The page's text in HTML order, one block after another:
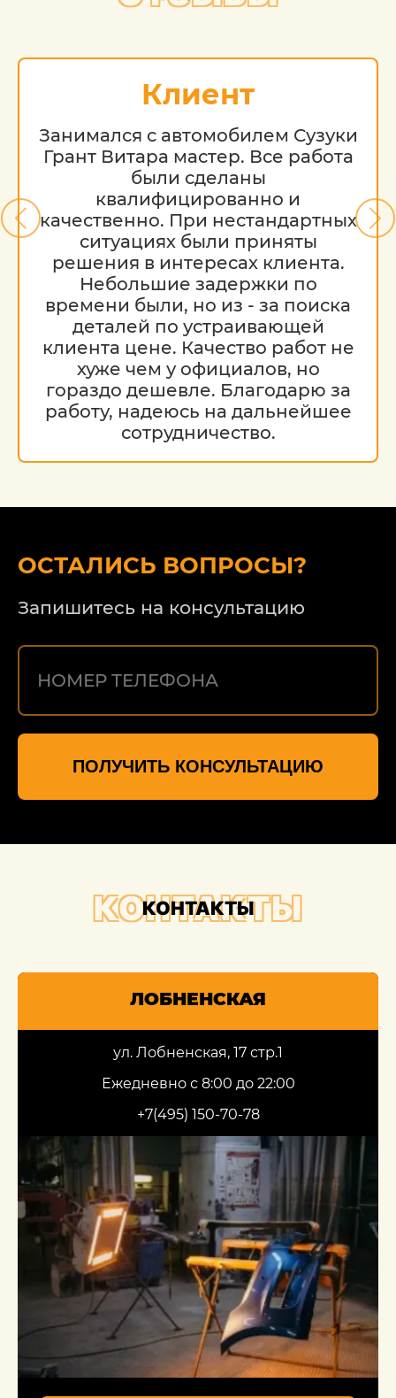
Клиент
Занимался с автомобилем Сузуки
Грант Витара мастер. Все работа
были сделаны
квалифицированно и
качественно. При нестандартных
ситуациях были приняты
решения в интересах клиента.
Небольшие задержки по
времени были, но из - за поиска
деталей по устраивающей
клиента цене. Качество работ не
хуже чем у официалов, но
гораздо дешевле. Благодарю за
работу, надеюсь на дальнейшее
сотрудничество.
ОСТАЛИСЬ ВОПРОСЫ?
Запишитесь на консультацию
ПОЛУЧИТЬ КОНСУЛЬТАЦИЮ
КОНТАКТЫ
КОНТАКТЫ
ЛОБНЕНСКАЯ
ул. Лобненская, 17 стр.1
Ежедневно с 8:00 до 22:00
+7(495) 150-70-78